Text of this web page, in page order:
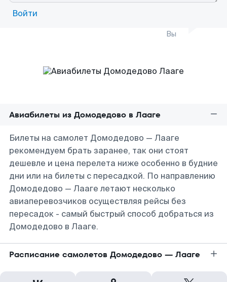
Войти
Вы
Авиабилеты из Домодедово в Лааге
Билеты на самолет Домодедово — Лааге
рекомендуем брать заранее, так они стоят
дешевле и цена перелета ниже особенно в будние
дни или на билеты с пересадкой. По направлению
Домодедово — Лааге летают несколько
авиаперевозчиков осуществляя рейсы без
пересадок - самый быстрый способ добраться из
Домодедово в Лааге.
Расписание самолетов Домодедово — Лааге